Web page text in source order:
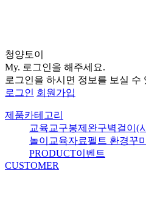
청양토이
My. 로그인을 해주세요.
로그인을 하시면 정보를 보실 수
로그인 회원가입
제품카테고리
교육교구봉제완구벽걸이(
놀이 교육자료펠트 환경꾸
PRODUCT이벤트
CUSTOMER